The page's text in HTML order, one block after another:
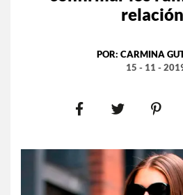
POR: CARMINA
15 - 11 -